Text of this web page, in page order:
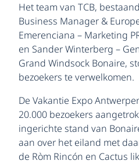
Het team van TCB,
Business Manager &
Emerenciana – Marketing
en Sander Winterberg –
Grand Windsock Bonaire,
bezoekers te verwelkomen.
De Vakantie Expo
20.000 bezoekers
ingerichte stand van
aan over het eiland met
de Ròm Rincón en Cactus